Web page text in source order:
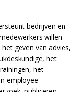
bedrijven en
willen
geven van advies,
het
, het
employee